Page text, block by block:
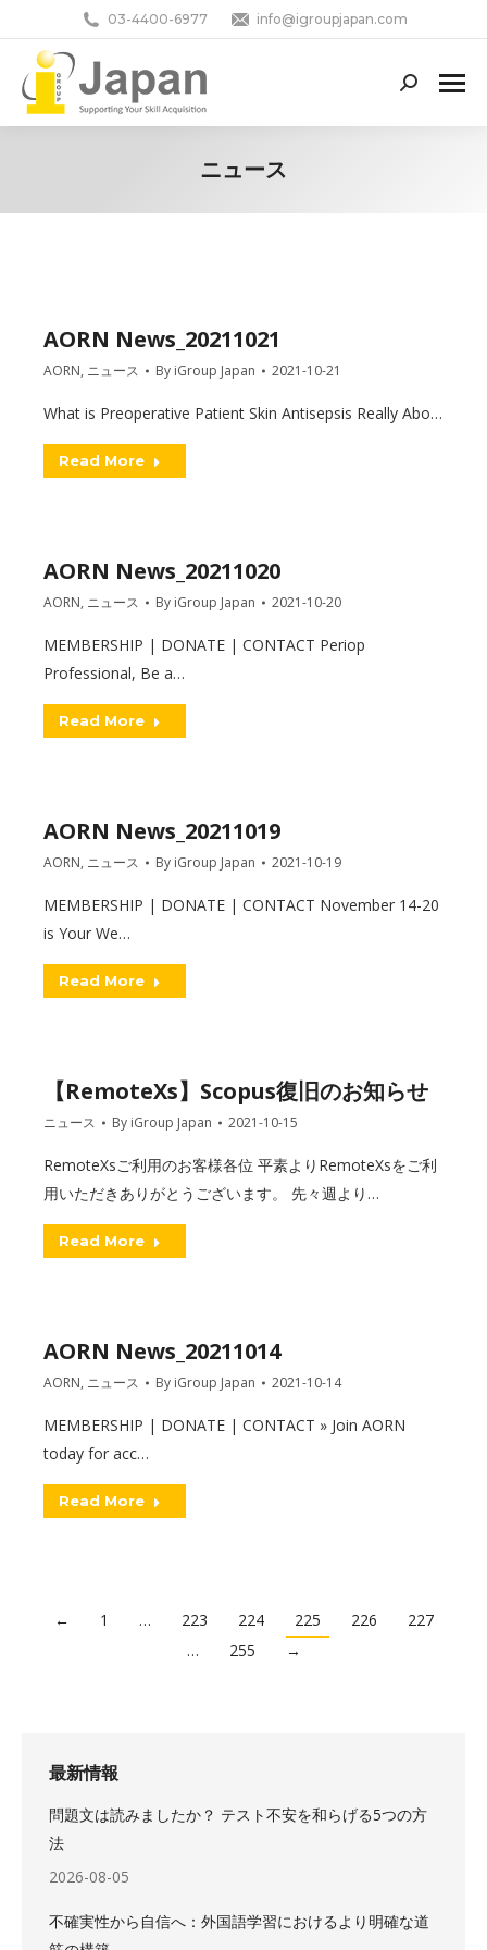
03-4400-6977 info@igroupjapan.com
Search:
ニュース
AORN News_20211021
AORN, ニュース By iGroup Japan 2021-10-21
What is Preoperative Patient Skin Antisepsis Really Abo…
Read More
AORN News_20211020
AORN, ニュース By iGroup Japan 2021-10-20
MEMBERSHIP | DONATE | CONTACT Periop
Professional, Be a…
Read More
AORN News_20211019
AORN, ニュース By iGroup Japan 2021-10-19
MEMBERSHIP | DONATE | CONTACT November 14-20
is Your We…
Read More
【RemoteXs】Scopus復旧のお知らせ
ニュース By iGroup Japan 2021-10-15
RemoteXsご利用のお客様各位 平素よりRemoteXsをご利
用いただきありがとうございます。 先々週より…
Read More
AORN News_20211014
AORN, ニュース By iGroup Japan 2021-10-14
MEMBERSHIP | DONATE | CONTACT » Join AORN
today for acc…
Read More
← 1 … 223 224 225 226
227
…
255 →
最新情報
問題文は読みましたか？ テスト不安を和らげる5つの方
法
2026-08-05
不確実性から自信へ：外国語学習におけるより明確な道